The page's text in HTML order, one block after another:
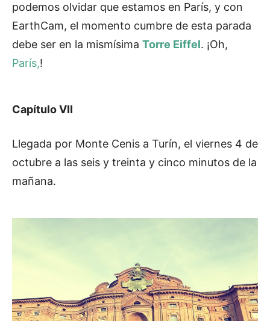
podemos olvidar que estamos en París, y con
EarthCam, el momento cumbre de esta parada
debe ser en la mismísima Torre Eiffel. ¡Oh,
París,!
Capítulo VII
Llegada por Monte Cenis a Turín, el viernes 4 de
octubre a las seis y treinta y cinco minutos de la
mañana.